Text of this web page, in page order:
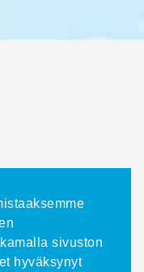
sivuston
hyväksynyt